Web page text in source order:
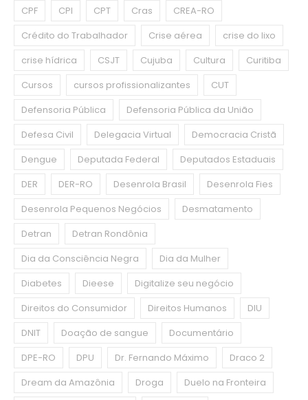
CPF
CPI CPT Cras
CREA-RO
Crédito do Trabalhador
Crise aérea
crise do lixo
crise hídrica
CSJT Cujuba Cultura
Curitiba
Cursos
cursos profissionalizantes
CUT
Defensoria Pública
Defensoria Pública da União
Defesa Civil
Delegacia Virtual
Democracia Cristã
Dengue
Deputada Federal
Deputados Estaduais
DER
DER-RO Desenrola Brasil
Desenrola Fies
Desenrola Pequenos Negócios
Desmatamento
Detran
Detran Rondônia
Dia da Consciência Negra
Dia da Mulher
Diabetes
Dieese
Digitalize seu negócio
Direitos do Consumidor
Direitos Humanos
DIU
DNIT
Doação de sangue
Documentário
DPE-RO
DPU Dr. Fernando Máximo
Draco 2
Dream da Amazônia
Droga
Duelo na Fronteira